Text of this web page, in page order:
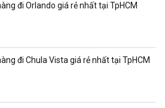
đi Orlando giá rẻ nhất tại TpHCM
đi Chula Vista giá rẻ nhất tại TpHCM